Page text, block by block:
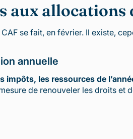
aux allocations
se fait, en février. Il existe,
annuelle
impôts, les ressources de
de renouveler les droits et